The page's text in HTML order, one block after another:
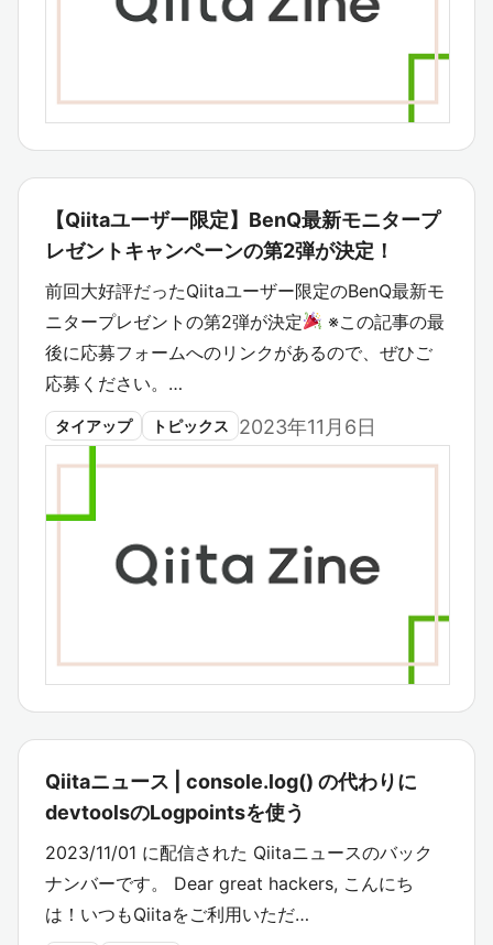
【Qiitaユーザー限定】BenQ最新モニタープ
レゼントキャンペーンの第2弾が決定！
前回大好評だったQiitaユーザー限定のBenQ最新モ
ニタープレゼントの第2弾が決定
※この記事の最
後に応募フォームへのリンクがあるので、ぜひご
応募ください。…
タイアップ トピックス 2023年11月6日
Qiitaニュース | console.log() の代わりに
devtoolsのLogpointsを使う
2023/11/01 に配信された Qiitaニュースのバック
ナンバーです。 Dear great hackers, こんにち
は！いつもQiitaをご利用いただ…